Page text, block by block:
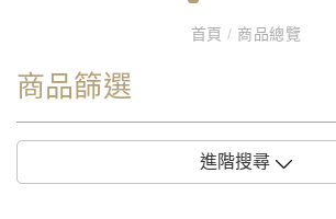
首頁/ 商品總覽
商品篩選
進階搜尋